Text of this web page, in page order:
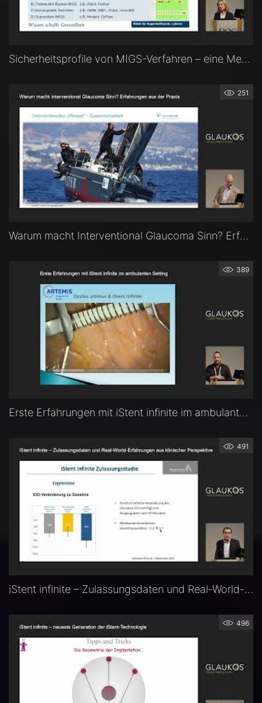
Sicherheitsprofile von MIGS-Verfahren – eine Metaanalyse zeigt die Unterschiede — Prof. Dr. Swaantje Grisanti (Lübeck)
251
Warum macht Interventional Glaucoma Sinn? Erfahrungen aus der Praxis — Dr. Andreas K. Cordes (Bonn)
389
Erste Erfahrungen mit iStent infinite im ambulanten Setting — Dr. Nikolaos Tsiampalis (Essen)
491
iStent infinite – Zulassungsdaten und Real-World-Erfahrungen aus klinischer Perspektive — Prof. Dr. Fritz Hengerer (Frankfurt)
496